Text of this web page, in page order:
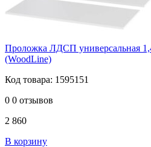
Проложка ЛДСП универсальная
(WoodLine)
Код товара: 1595151
0 0 отзывов
2 860
В корзину